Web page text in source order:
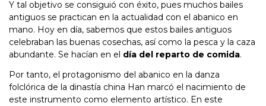
Y tal objetivo se consiguió con éxito, pues muchos bailes
antiguos se practican en la actualidad con el abanico en
mano. Hoy en día, sabemos que estos bailes antiguos
celebraban las buenas cosechas, así como la pesca y la caza
abundante. Se hacían en el día del reparto de comida.
Por tanto, el protagonismo del abanico en la danza
folclórica de la dinastía china Han marcó el nacimiento de
este instrumento como elemento artístico. En este